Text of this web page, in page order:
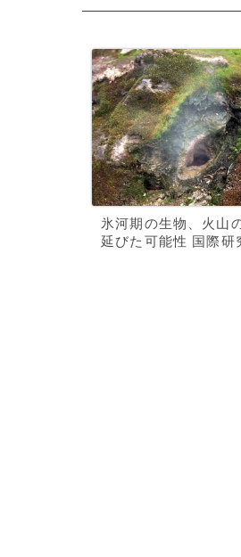
氷河期の生物、火山
延びた可能性 国際研